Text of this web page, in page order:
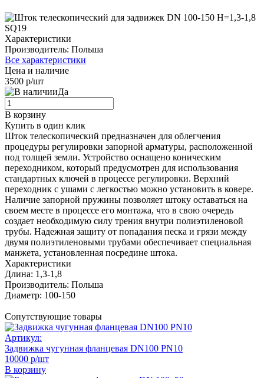
Характеристики
Производитель: Польша
Все характеристики
Цена и наличие
3500 р/шт
Да
В корзину
Купить в один клик
Шток телескопический предназначен для облегчения
процедуры регулировки запорной арматуры, расположенной
под толщей земли. Устройство оснащено коническим
переходником, который предусмотрен для использования
стандартных ключей в процессе регулировки. Верхний
переходник с ушами с легкостью можно установить в ковере.
Наличие запорной пружины позволяет штоку оставаться на
своем месте в процессе его монтажа, что в свою очередь
создает необходимую силу трения внутри полиэтиленовой
трубы. Надежная защиту от попадания песка и грязи между
двумя полиэтиленовыми трубами обеспечивает специальная
манжета, установленная посредине штока.
Характеристики
Длина: 1,3-1,8
Производитель: Польша
Диаметр: 100-150
Сопутствующие товары
Артикул:
Задвижка чугунная фланцевая DN100 PN10
10000 р/шт
В корзину